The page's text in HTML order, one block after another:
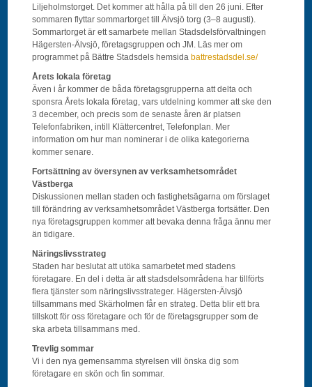
Liljeholmstorget. Det kommer att hålla på till den 26 juni. Efter
sommaren flyttar sommartorget till Älvsjö torg (3–8 augusti).
Sommartorget är ett samarbete mellan Stadsdelsförvaltningen
Hägersten-Älvsjö, företagsgruppen och JM. Läs mer om
programmet på Bättre Stadsdels hemsidabattrestadsdel.se/
Årets lokala företag
Även i år kommer de båda företagsgrupperna att delta och
sponsra Årets lokala företag, vars utdelning kommer att ske den
3 december, och precis som de senaste åren är platsen
Telefonfabriken, intill Klättercentret, Telefonplan. Mer
information om hur man nominerar i de olika kategorierna
kommer senare.
Fortsättning av översynen av verksamhetsområdet
Västberga
Diskussionen mellan staden och fastighetsägarna om förslaget
till förändring av verksamhetsområdet Västberga fortsätter. Den
nya företagsgruppen kommer att bevaka denna fråga ännu mer
än tidigare.
Näringslivsstrateg
Staden har beslutat att utöka samarbetet med stadens
företagare. En del i detta är att stadsdelsområdena har tillförts
flera tjänster som näringslivsstrateger. Hägersten-Älvsjö
tillsammans med Skärholmen får en strateg. Detta blir ett bra
tillskott för oss företagare och för de företagsgrupper som de
ska arbeta tillsammans med.
Trevlig sommar
Vi i den nya gemensamma styrelsen vill önska dig som
företagare en skön och fin sommar.